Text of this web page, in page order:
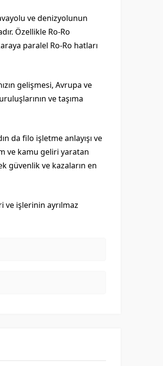
ve denizyolunun
Özellikle Ro-Ro
paralel Ro-Ro hatları
gelişmesi, Avrupa ve
ve taşıma
da filo işletme anlayışı ve
ve kamu geliri yaratan
güvenlik ve kazaların en
işlerinin ayrılmaz